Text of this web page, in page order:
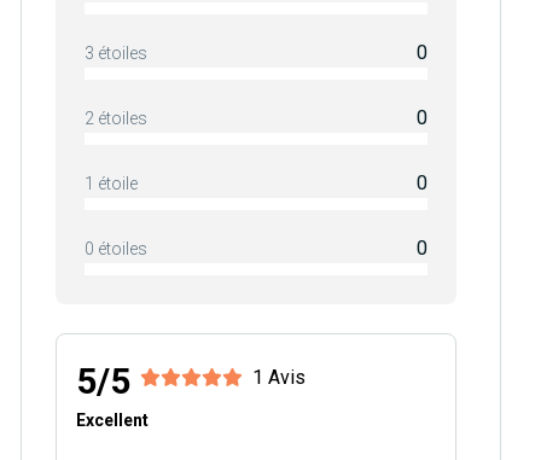
3 étoiles 0
2 étoiles 0
1 étoile 0
0 étoiles 0
5/5 1 Avis
Excellent